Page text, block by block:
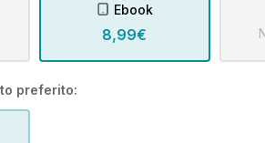
Ebook
8,99€
preferito: